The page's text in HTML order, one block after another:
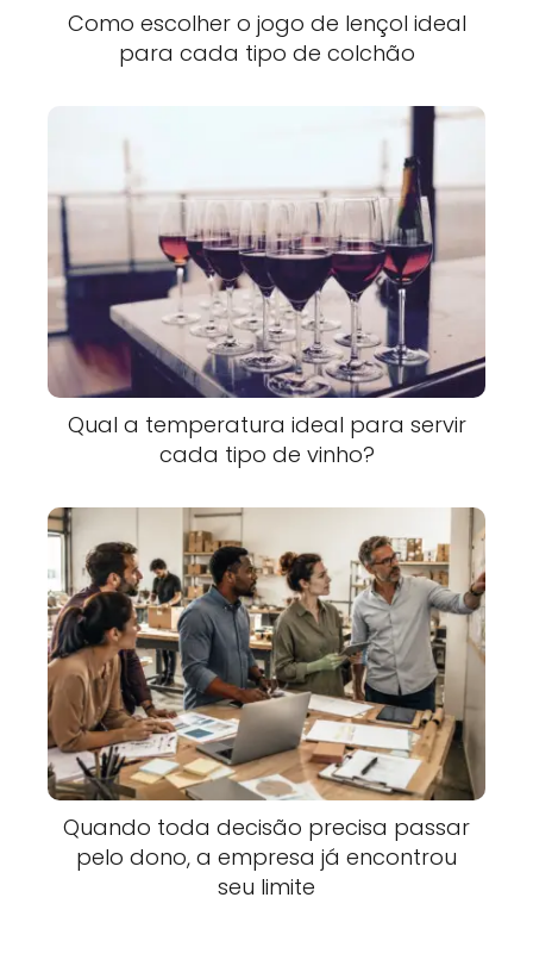
Como escolher o jogo de lençol ideal
para cada tipo de colchão
Qual a temperatura ideal para servir
cada tipo de vinho?
Quando toda decisão precisa passar
pelo dono, a empresa já encontrou
seu limite